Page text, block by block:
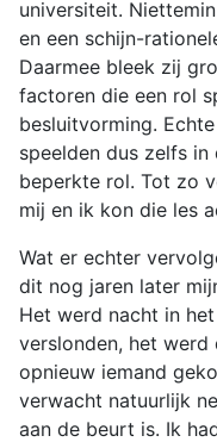
universiteit.
en een schijn-
Daarmee bleek zij
factoren die een rol
besluitvorming.
speelden dus zelfs
beperkte rol. Tot zo
mij en ik kon die les
Wat er echter
dit nog jaren later
Het werd nacht in
verslonden, het werd
opnieuw iemand
verwacht natuurlijk
aan de beurt is. Ik